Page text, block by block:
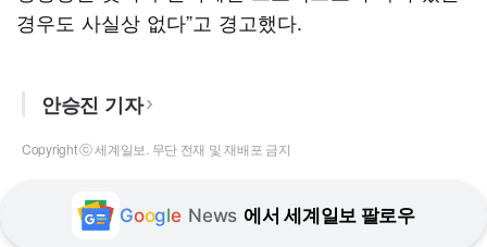
경우도 사실상 없다”고 경고했다.
안승진 기자
Copyright ⓒ 세계일보. 무단 전재 및 재배포 금지
Google News 에서 세계일보 팔로우